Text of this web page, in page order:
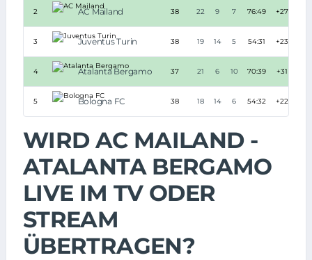
2 AC Mailand 38 22 9 7 76:49 +27
3 Juventus Turin 38 19 14 5 54:31 +23
4 Atalanta Bergamo 37 21 6 10 70:39 +31
5 Bologna FC 38 18 14 6 54:32 +22
WIRD AC MAILAND -
ATALANTA BERGAMO
LIVE IM TV ODER
STREAM
ÜBERTRAGEN?